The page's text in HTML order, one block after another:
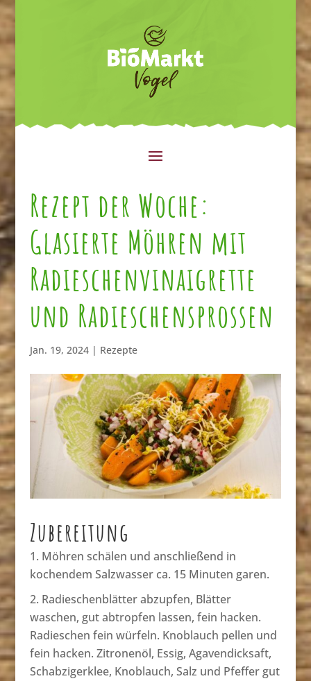
Rezept der Woche:
Glasierte Möhren mit
Radieschenvinaigrette
und Radieschensprossen
Jan. 19, 2024| Rezepte
Zubereitung
Möhren schälen und anschließend in
kochendem Salzwasser ca. 15 Minuten garen.
Radieschenblätter abzupfen, Blätter
waschen, gut abtropfen lassen, fein hacken.
Radieschen fein würfeln. Knoblauch pellen und
fein hacken. Zitronenöl, Essig, Agavendicksaft,
Schabzigerklee, Knoblauch, Salz und Pfeffer gut